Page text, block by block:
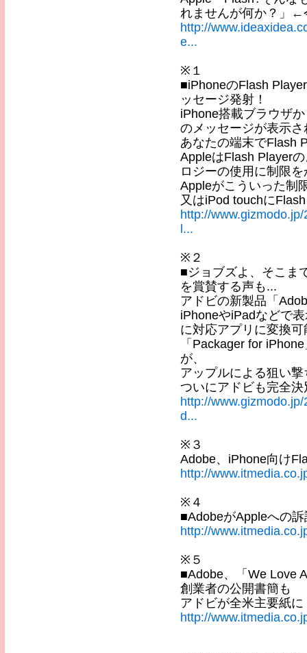
れませんが何か？」←
http://
e...
※１
■iPhoneのFlash
ッセージ発射！
iPhone搭載ブラウザ
のメッセージが表示さ
あなたの端末でFlash
AppleはFlash Player
ロジーの使用に制限
Appleがこういった制
又はiPod touchに
http://
l...
※２
■ジョブズよ、そこ
を賞賛する声も...
アドビの新製品「
iPhoneやiPadなどで
に対応アプリに変換可
「Packager for
が、
アップルによる狙い
ついにアドビも完全
http://
d...
※３
Adobe、iPhone向け
http://
※４
■AdobeがAppleへの
http://
※５
■Adobe、「We Love
創業者の公開書簡も
アドビが全米主要紙
http://